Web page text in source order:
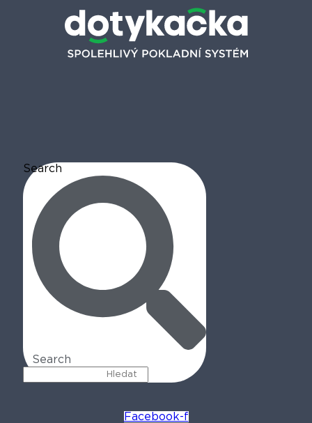
Search
Search
Facebook-f